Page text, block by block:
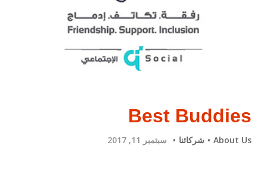
Best Buddies
About Us شركائنا سبتمبر 11, 2017